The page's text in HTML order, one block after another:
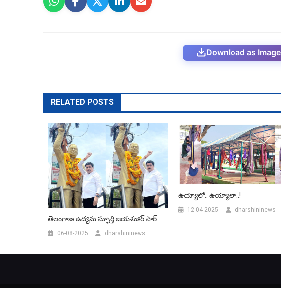
Download as Image
RELATED POSTS
తెలంగాణ ఉద్యమ స్ఫూర్తి జయశంకర్ సార్
06-08-2025 dharshininews
ఉయ్యాలో.. ఉయ్యాలా..!
12-04-2025 dharshininews